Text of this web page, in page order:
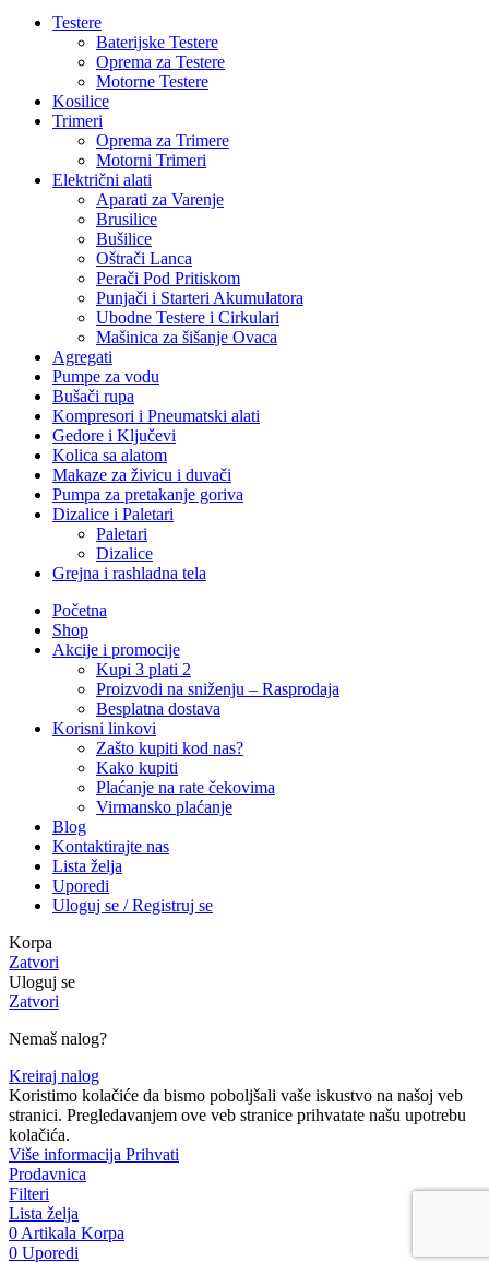
Testere
Baterijske Testere
Oprema za Testere
Motorne Testere
Kosilice
Trimeri
Oprema za Trimere
Motorni Trimeri
Električni alati
Aparati za Varenje
Brusilice
Bušilice
Oštrači Lanca
Perači Pod Pritiskom
Punjači i Starteri Akumulatora
Ubodne Testere i Cirkulari
Mašinica za šišanje Ovaca
Agregati
Pumpe za vodu
Bušači rupa
Kompresori i Pneumatski alati
Gedore i Ključevi
Kolica sa alatom
Makaze za živicu i duvači
Pumpa za pretakanje goriva
Dizalice i Paletari
Paletari
Dizalice
Grejna i rashladna tela
Početna
Shop
Akcije i promocije
Kupi 3 plati 2
Proizvodi na sniženju – Rasprodaja
Besplatna dostava
Korisni linkovi
Zašto kupiti kod nas?
Kako kupiti
Plaćanje na rate čekovima
Virmansko plaćanje
Blog
Kontaktirajte nas
Lista želja
Uporedi
Uloguj se / Registruj se
Korpa
Zatvori
Uloguj se
Zatvori
Nemaš nalog?
Kreiraj nalog
Koristimo kolačiće da bismo poboljšali vaše iskustvo na našoj veb
stranici. Pregledavanjem ove veb stranice prihvatate našu upotrebu
kolačića.
Više informacija Više
Prihvati
Prodavnica
Filteri
Lista želja
0 Artikala Korpa
0 Uporedi